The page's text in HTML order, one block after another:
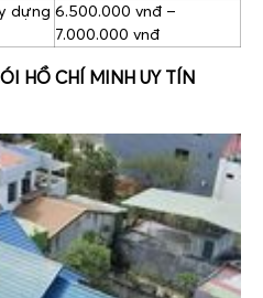
dựng 6.500.000 vnđ –
7.000.000 vnđ
HỒ CHÍ MINH UY TÍN